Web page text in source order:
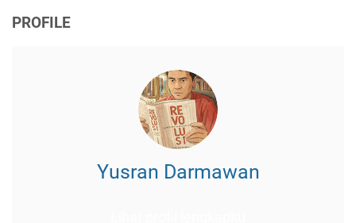
PROFILE
Yusran Darmawan